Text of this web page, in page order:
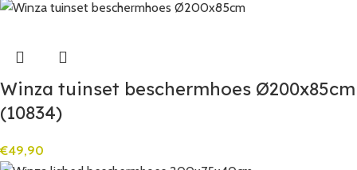
Winza tuinset beschermhoes Ø200x85cm
(10834)
€49,90